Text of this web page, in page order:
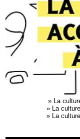
» La
» La
» La